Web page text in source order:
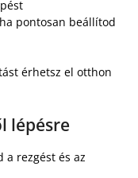
pontosan beállítod
érhetsz el otthon
lépésre
a rezgést és az